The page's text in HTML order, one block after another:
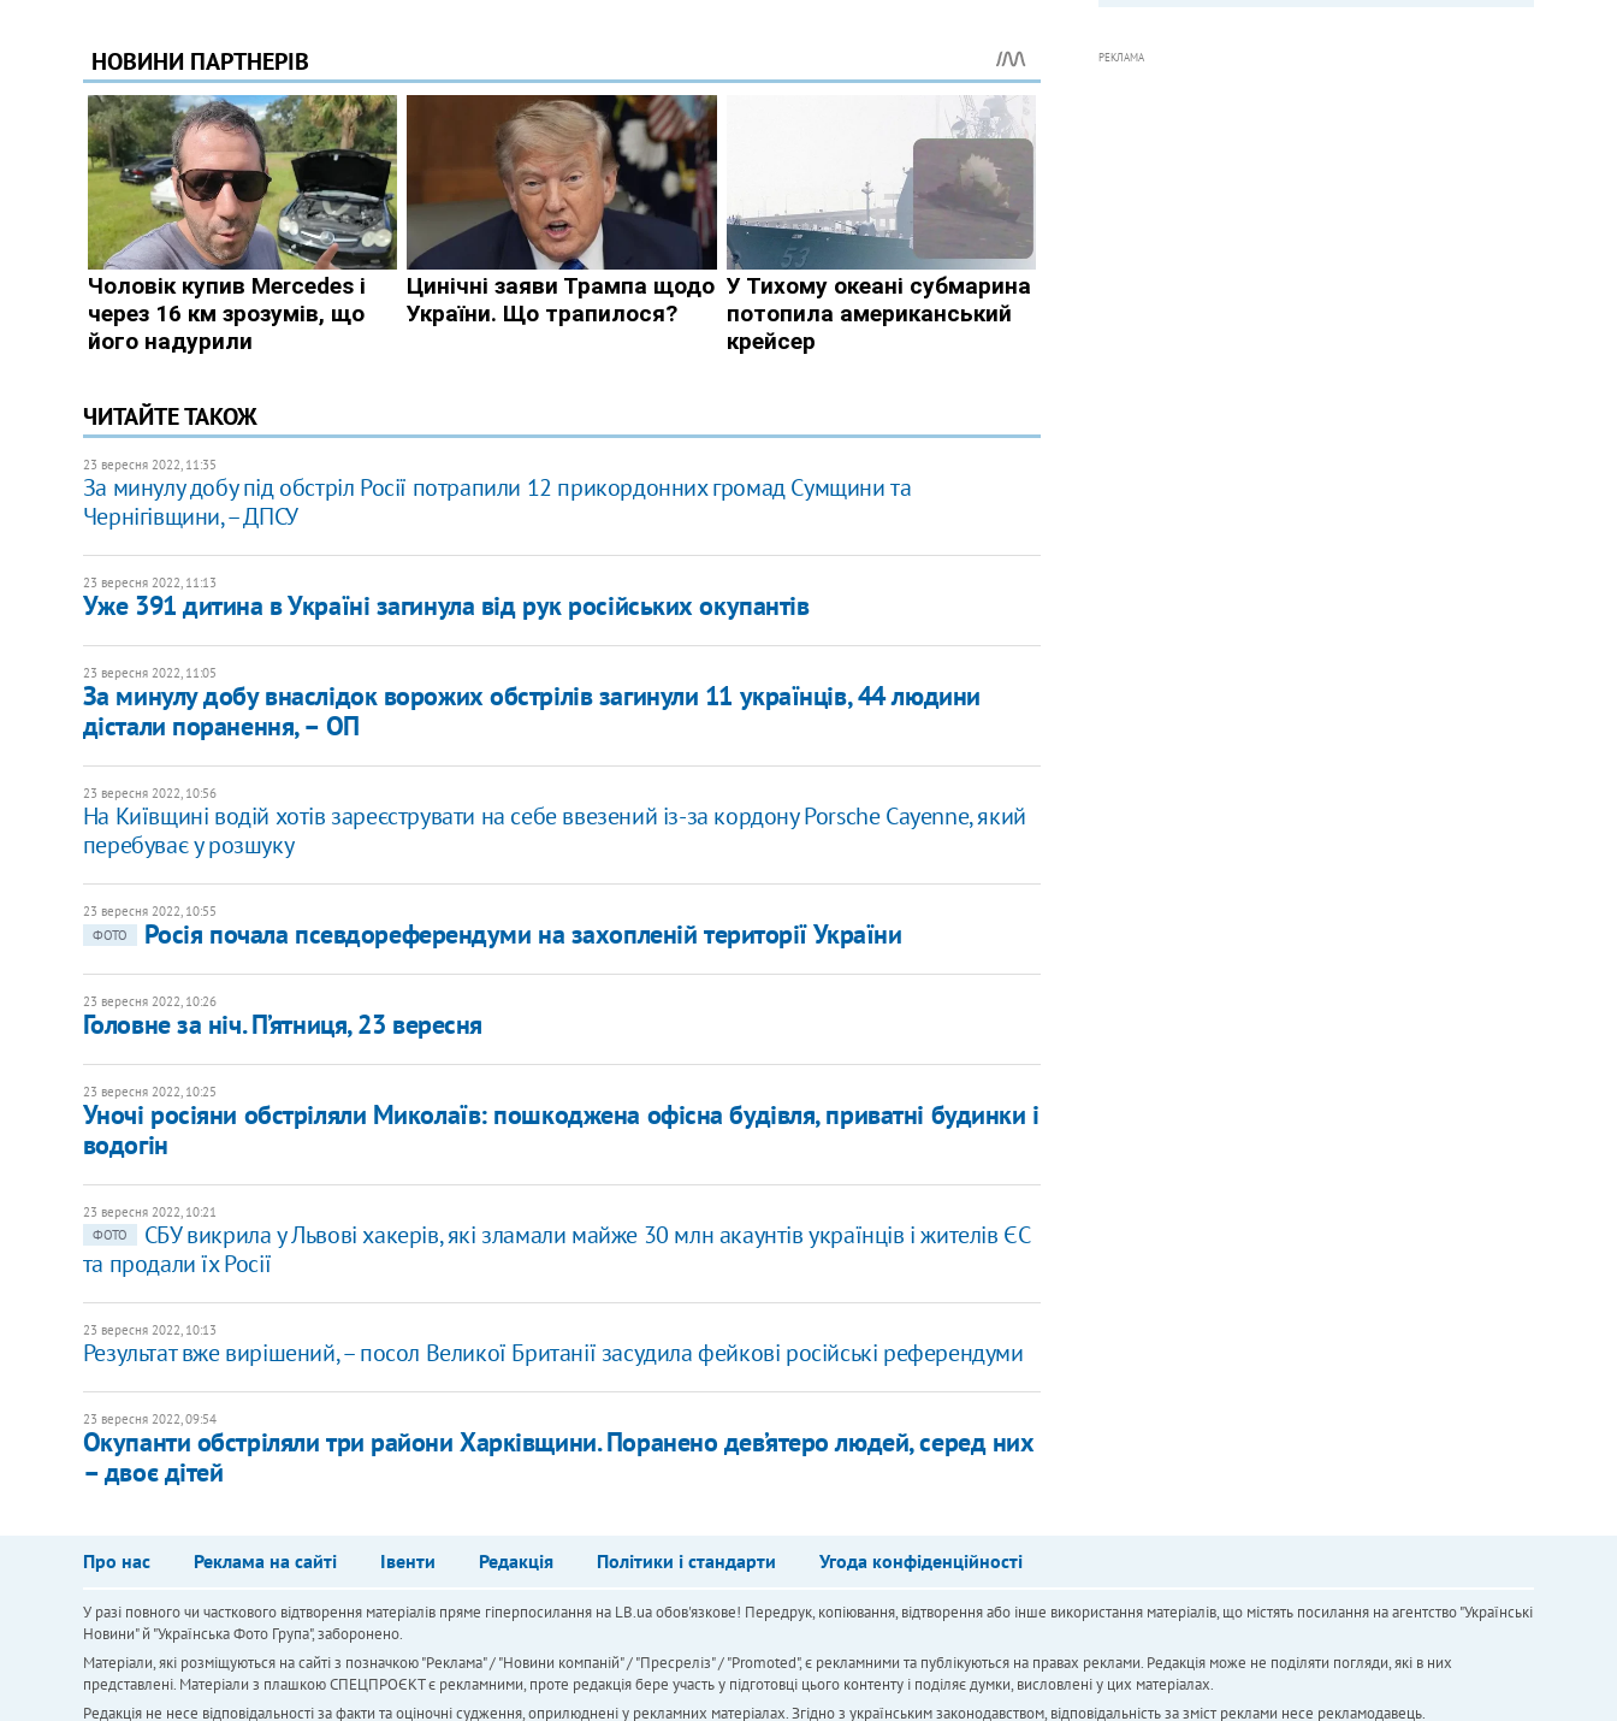
ЧИТАЙТЕ ТАКОЖ
23 вересня 2022, 11:35
За минулу добу під обстріл Росії потрапили 12 прикордонних громад Сумщини та
Чернігівщини, – ДПСУ
23 вересня 2022, 11:13
​Уже 391 дитина в Україні загинула від рук російських окупантів
23 вересня 2022, 11:05
За минулу добу внаслідок ворожих обстрілів загинули 11 українців, 44 людини
дістали поранення, – ОП
23 вересня 2022, 10:56
На Київщині водій хотів зареєструвати на себе ввезений із-за кордону Porsche Cayenne, який
перебуває у розшуку
23 вересня 2022, 10:55
ФОТО
Росія почала псевдореферендуми на захопленій території України
23 вересня 2022, 10:26
Головне за ніч. П’ятниця, 23 вересня
23 вересня 2022, 10:25
Уночі росіяни обстріляли Миколаїв: пошкоджена офісна будівля, приватні будинки і
водогін
23 вересня 2022, 10:21
ФОТО
​СБУ викрила у Львові хакерів, які зламали майже 30 млн акаунтів українців і жителів ЄС
та продали їх Росії
23 вересня 2022, 10:13
Результат вже вирішений, – посол Великої Британії засудила фейкові російські референдуми
23 вересня 2022, 09:54
Окупанти обстріляли три райони Харківщини. Поранено дев’ятеро людей, серед них
– двоє дітей
РЕКЛАМА
Про нас Реклама на сайті Івенти Редакція Політики і стандарти Угода конфіденційності
У разі повного чи часткового відтворення матеріалів пряме гіперпосилання на LB.ua обов'язкове! Передрук, копіювання, відтворення або інше використання матеріалів, що містять посилання на агентство "Українськi
Новини" й "Українська Фото Група", заборонено.
Матеріали, які розміщуються на сайті з позначкою "Реклама" / "Новини компаній" / "Пресреліз" / "Promoted", є рекламними та публікуються на правах реклами. Редакція може не поділяти погляди, які в них
представлені. Матеріали з плашкою СПЕЦПРОЄКТ є рекламними, проте редакція бере участь у підготовці цього контенту і поділяє думки, висловлені у цих матеріалах.
Редакція не несе відповідальності за факти та оціночні судження, оприлюднені у рекламних матеріалах. Згідно з українським законодавством, відповідальність за зміст реклами несе рекламодавець.